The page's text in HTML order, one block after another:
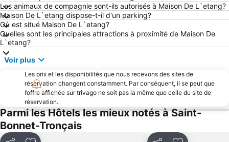
Les animaux de compagnie sont-ils autorisés à Maison De L`etang?
Maison De L`etang dispose-t-il d'un parking?
Où est situé Maison De L`etang?
Quelles sont les principales attractions à proximité de Maison De
L`etang?
Voir plus
Les prix et les disponibilités que nous recevons des sites de
réservation changent constamment. Par conséquent, il se peut que
l’offre affichée sur trivago ne soit pas la même que celle du site de
réservation.
Parmi les Hôtels les mieux notés à Saint-
Bonnet-Tronçais